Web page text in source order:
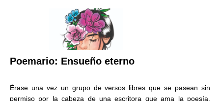
Poemario: Ensueño eterno
Érase una vez un grupo de versos libres que se pasean sin
permiso por la cabeza de una escritora que ama la poesía.